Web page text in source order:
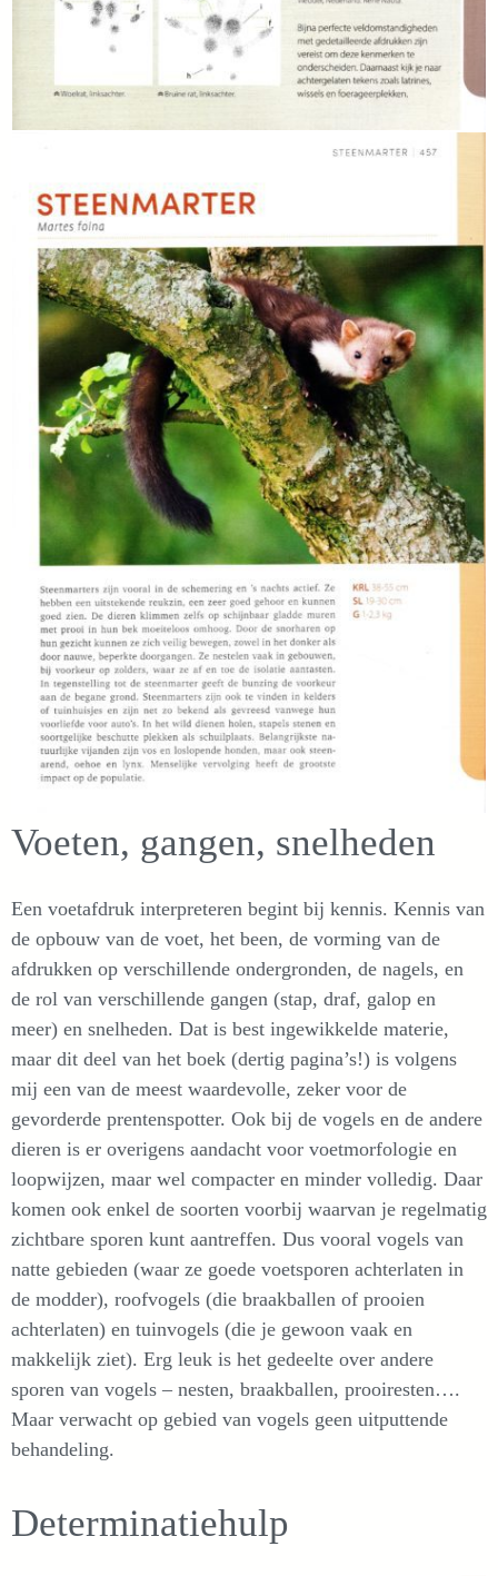
Voeten, gangen, snelheden
Een voetafdruk interpreteren begint bij kennis. Kennis van
de opbouw van de voet, het been, de vorming van de
afdrukken op verschillende ondergronden, de nagels, en
de rol van verschillende gangen (stap, draf, galop en
meer) en snelheden. Dat is best ingewikkelde materie,
maar dit deel van het boek (dertig pagina’s!) is volgens
mij een van de meest waardevolle, zeker voor de
gevorderde prentenspotter. Ook bij de vogels en de andere
dieren is er overigens aandacht voor voetmorfologie en
loopwijzen, maar wel compacter en minder volledig. Daar
komen ook enkel de soorten voorbij waarvan je regelmatig
zichtbare sporen kunt aantreffen. Dus vooral vogels van
natte gebieden (waar ze goede voetsporen achterlaten in
de modder), roofvogels (die braakballen of prooien
achterlaten) en tuinvogels (die je gewoon vaak en
makkelijk ziet). Erg leuk is het gedeelte over andere
sporen van vogels – nesten, braakballen, prooiresten….
Maar verwacht op gebied van vogels geen uitputtende
behandeling.
Determinatiehulp